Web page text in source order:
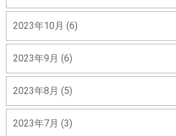
2023年10月 (6)
2023年9月 (6)
2023年8月 (5)
2023年7月 (3)